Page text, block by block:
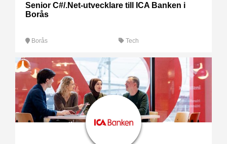
Senior C#/.Net-utvecklare till ICA Banken i
Borås
Borås Tech